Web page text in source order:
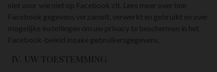
niet voor wie niet op Facebook zit. Lees meer over hoe
Facebook gegevens verzamelt, verwerkt en gebruikt en over
mogelijke instellingen om uw privacy te beschermen in het
Facebook-beleid inzake gebruikersgegevens.
IV. UW TOESTEMMING